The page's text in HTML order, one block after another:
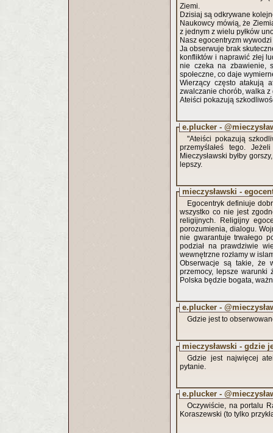
Ziemi.
Dzisiaj są odkrywane
Naukowcy mówią, że
z jednym z wielu pyłków
Nasz egocentryzm
Ja obserwuje brak
konfliktów i naprawić złej
nie czeka na zbawienie,
społeczne, co daje
Wierzący często atakują
zwalczanie chorób, walka
Ateiści pokazują
e.plucker -
"Ateiści pokazują
przemyślałeś tego.
Mieczysławski byłby
lepszy.
mieczysławski -
Egocentryk definiuje
wszystko co nie jest
religijnych. Religijny
porozumienia, dialogu.
nie gwarantuje trwałego
podział na prawdziwie
wewnętrzne rozłamy w
Obserwacje są takie, że
przemocy, lepsze warunki
Polska będzie bogata,
e.plucker -
Gdzie jest to
mieczysławski - gdzie
Gdzie jest najwięcej
pytanie.
e.plucker -
Oczywiście, na portalu
Koraszewski (to tylko